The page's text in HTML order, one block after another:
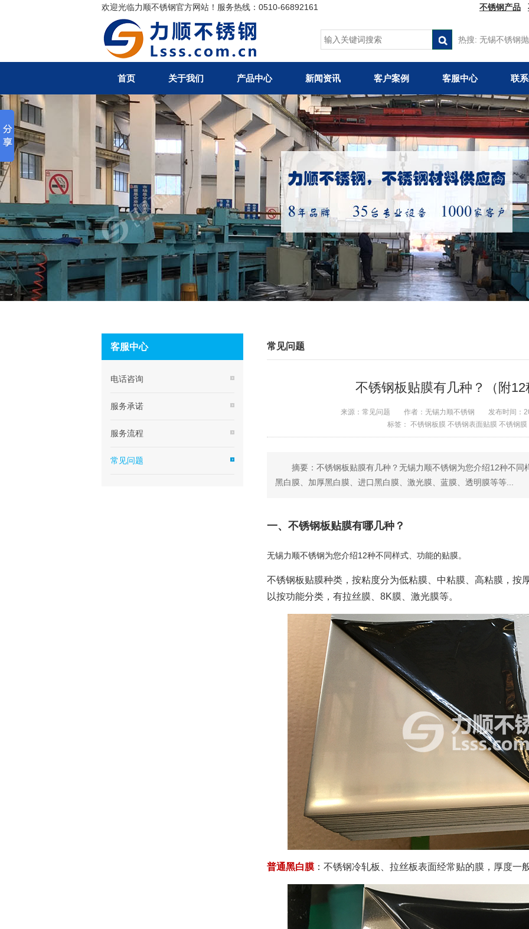
欢迎光临力顺不锈钢官方网站！服务热线：0510-66892161 不锈钢产品
搜索 热搜: 无锡不锈钢
首页 关于我们 产品中心 新闻资讯 客户案例 客服中心 联
常见问题
不锈钢板贴膜有几种？（附
来源： 常见问题 作者： 无锡力顺不锈钢 发布时间：
标签： 不锈钢板膜 不锈钢表面贴膜 不锈钢膜
摘要：不锈钢板贴膜有几种？无锡力顺不锈钢为您介绍12种不
黑白膜、加厚黑白膜、进口黑白膜、激光膜、蓝膜、透明膜等等...
一、不锈钢板贴膜有哪几种？
无锡力顺不锈钢为您介绍12种不同样式、功能的贴膜。
不锈钢板贴膜种类，按粘度分为低粘膜、中粘膜、高粘膜，按
以按功能分类，有拉丝膜、8K膜、激光膜等。
普通黑白膜 ：不锈钢冷轧板、拉丝板表面经常贴的膜，厚度一
客服中心
电话咨询
服务承诺
服务流程
常见问题